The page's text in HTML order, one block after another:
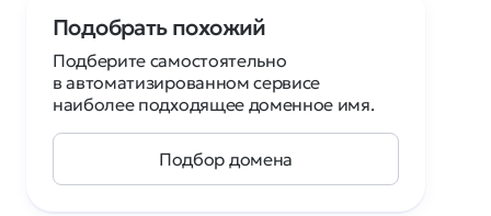
Подобрать похожий
Подберите самостоятельно
в автоматизированном сервисе
наиболее подходящее доменное имя.
Подбор домена